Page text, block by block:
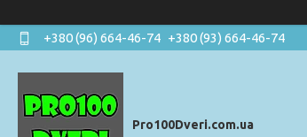
+380 (96) 664-46-74 +380 (93) 664-46-74
Pro100Dveri.com.ua